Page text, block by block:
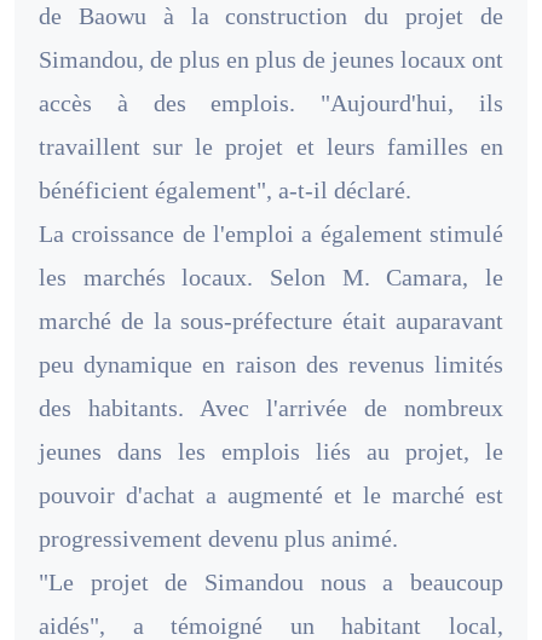
de Baowu à la construction du projet de
Simandou, de plus en plus de jeunes locaux ont
accès à des emplois. "Aujourd'hui, ils
travaillent sur le projet et leurs familles en
bénéficient également", a-t-il déclaré.
La croissance de l'emploi a également stimulé
les marchés locaux. Selon M. Camara, le
marché de la sous-préfecture était auparavant
peu dynamique en raison des revenus limités
des habitants. Avec l'arrivée de nombreux
jeunes dans les emplois liés au projet, le
pouvoir d'achat a augmenté et le marché est
progressivement devenu plus animé.
"Le projet de Simandou nous a beaucoup
aidés", a témoigné un habitant local,